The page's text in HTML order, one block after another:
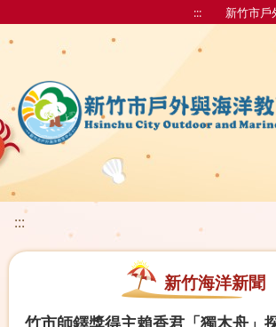
::: 新竹市戶
:::
新竹海洋新聞
竹市師鐸獎得主賴香君「獨木舟」